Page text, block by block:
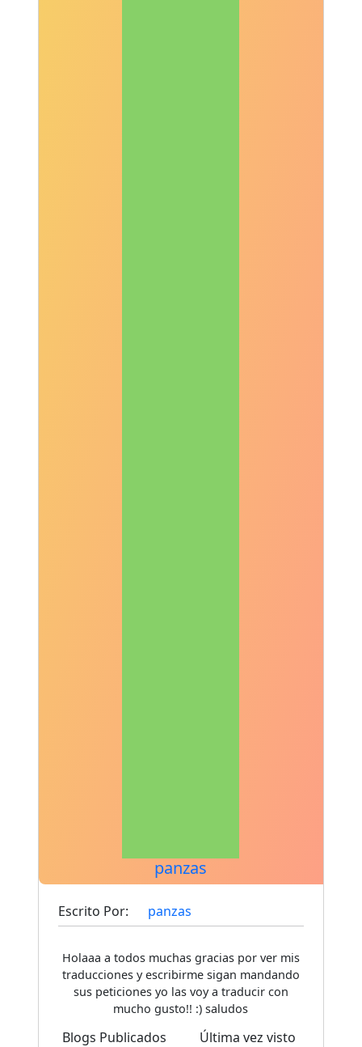
panzas
Escrito Por: panzas
Holaaa a todos muchas gracias por ver mis
traducciones y escribirme sigan mandando
sus peticiones yo las voy a traducir con
mucho gusto!! :) saludos
Blogs Publicados
Última vez visto